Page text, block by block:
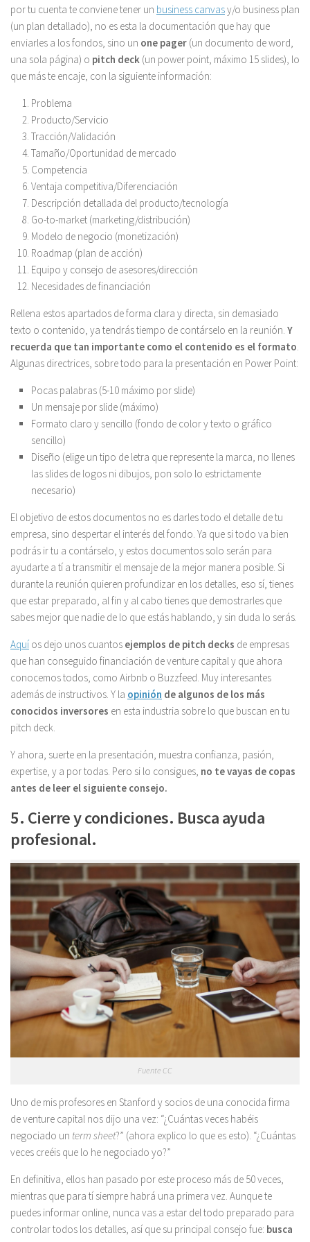
por tu cuenta te conviene tener un business canvasy/o business plan
(un plan detallado), no es esta la documentación que hay que
enviarles a los fondos, sino un one pager (un documento de word,
una sola página) o pitch deck (un power point, máximo 15 slides), lo
que más te encaje, con la siguiente información:
Problema
Producto/Servicio
Tracción/Validación
Tamaño/Oportunidad de mercado
Competencia
Ventaja competitiva/Diferenciación
Descripción detallada del producto/tecnología
Go-to-market (marketing/distribución)
Modelo de negocio (monetización)
Roadmap (plan de acción)
Equipo y consejo de asesores/dirección
Necesidades de financiación
Rellena estos apartados de forma clara y directa, sin demasiado
texto o contenido, ya tendrás tiempo de contárselo en la reunión. Y
recuerda que tan importante como el contenido es el formato
Algunas directrices, sobre todo para la presentación en Power Point:
Pocas palabras (5-10 máximo por slide)
Un mensaje por slide (máximo)
Formato claro y sencillo (fondo de color y texto o gráfico
sencillo)
Diseño (elige un tipo de letra que represente la marca, no llenes
las slides de logos ni dibujos, pon solo lo estrictamente
necesario)
El objetivo de estos documentos no es darles todo el detalle de tu
empresa, sino despertar el interés del fondo. Ya que si todo va bien
podrás ir tu a contárselo, y estos documentos solo serán para
ayudarte a tí a transmitir el mensaje de la mejor manera posible. Si
durante la reunión quieren profundizar en los detalles, eso sí, tienes
que estar preparado, al fin y al cabo tienes que demostrarles que
sabes mejor que nadie de lo que estás hablando, y sin duda lo serás.
Aquí os dejo unos cuantos ejemplos de pitch decks de empresas
que han conseguido financiación de venture capital y que ahora
conocemos todos, como Airbnb o Buzzfeed. Muy interesantes
además de instructivos. Y la opinión de algunos de los más
conocidos inversores en esta industria sobre lo que buscan en tu
pitch deck.
Y ahora, suerte en la presentación, muestra confianza, pasión,
expertise, y a por todas. Pero si lo consigues, no te vayas de copas
antes de leer el siguiente consejo.
5. Cierre y condiciones. Busca ayuda
profesional.
Fuente CC
Uno de mis profesores en Stanford y socios de una conocida firma
de venture capital nos dijo una vez: “¿Cuántas veces habéis
negociado un term sheet?” (ahora explico lo que es esto). “¿Cuántas
veces creéis que lo he negociado yo?”
En definitiva, ellos han pasado por este proceso más de 50 veces,
mientras que para tí siempre habrá una primera vez. Aunque te
puedes informar online, nunca vas a estar del todo preparado para
controlar todos los detalles, así que su principal consejo fue: busca